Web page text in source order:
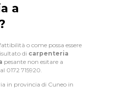
a
o come possa essere
di carpenteria
pesante non esitare a
0172 715920
in provincia di Cuneo in